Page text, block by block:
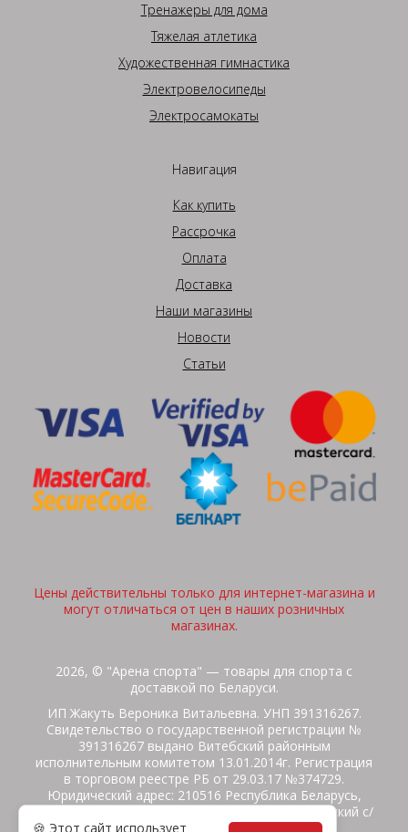
Тренажеры для дома
Тяжелая атлетика
Художественная гимнастика
Электровелосипеды
Электросамокаты
Навигация
Как купить
Рассрочка
Оплата
Доставка
Наши магазины
Новости
Статьи
Цены действительны только для интернет-магазина и
могут отличаться от цен в наших розничных
магазинах.
2026, © "Арена спорта" — товары для спорта с
доставкой по Беларуси.
ИП Жакуть Вероника Витальевна. УНП 391316267.
Свидетельство о государственной регистрации №
391316267 выдано Витебский районным
исполнительным комитетом 13.01.2014г. Регистрация
в торговом реестре РБ от 29.03.17 №374729.
Юридический адрес: 210516 Республика Беларусь,
Витебская область, Витебский район, Бабиничский с/
с, аг.Ольгово, ул.Школьная
🍪 Этот сайт использует